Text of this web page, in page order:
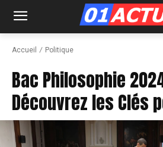
Accueil Politique
Bac Philosophie
Découvrez les Clés